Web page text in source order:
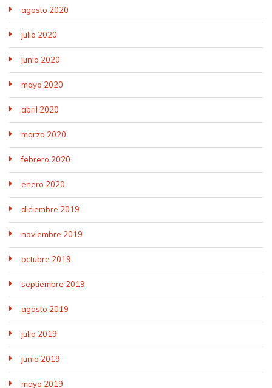
agosto 2020
julio 2020
junio 2020
mayo 2020
abril 2020
marzo 2020
febrero 2020
enero 2020
diciembre 2019
noviembre 2019
octubre 2019
septiembre 2019
agosto 2019
julio 2019
junio 2019
mayo 2019